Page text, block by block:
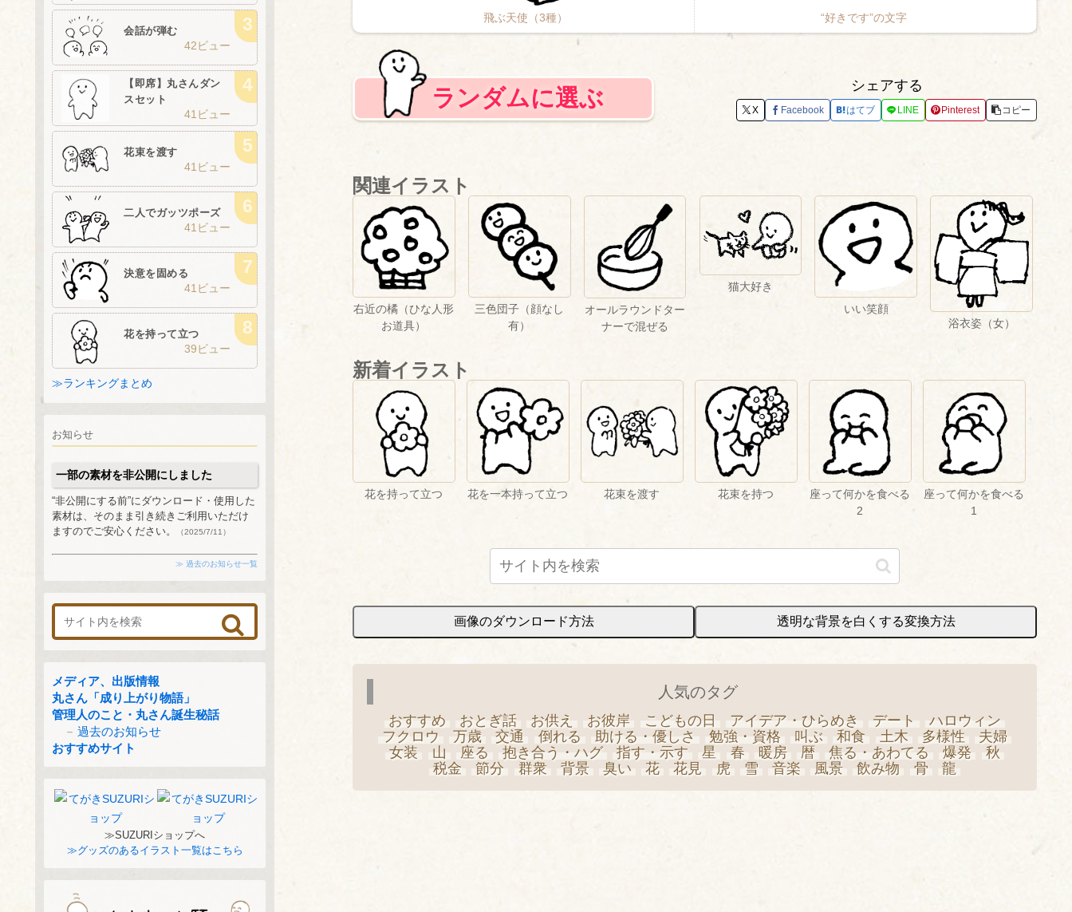
飛ぶ天使（3種） “好きです”の文字
ランダムに選ぶ シェアする
X Facebook はてブ LINE Pinterest コピー
関連イラスト
右近の橘（ひな人形
お道具）
三色団子（顔なし
有）
オールラウンドター
ナーで混ぜる
猫大好き
いい笑顔
浴衣姿（女）
新着イラスト
花を持って立つ 花を一本持って立つ 花束を渡す 花束を持つ
座って何かを食べる
2
座って何かを食べる
1
画像のダウンロード方法 透明な背景を白くする変換方法
人気のタグ
おすすめ おとぎ話 お供え お彼岸 こどもの日 アイデア・ひらめき デート
ハロウィン
フクロウ
万歳 交通 倒れる 助ける・優しさ 勉強・資格 叫ぶ 和食 土木 多様性
夫婦
女装
山 座る 抱き合う・ハグ 指す・示す 星 春 暖房 暦 焦る・あわてる 爆発
秋
税金
節分 群衆 背景 臭い 花 花見 虎 雪 音楽 風景 飲み物 骨 龍
会話が弾む
42ビュー
【即席】丸さんダン
スセット
41ビュー
花束を渡す
41ビュー
二人でガッツポーズ
41ビュー
決意を固める
41ビュー
花を持って立つ
39ビュー
≫ランキングまとめ
お知らせ
一部の素材を非公開にしました
“非公開にする前”にダウンロード・使用した
素材は、そのまま引き続きご利用いただけ
ますのでご安心ください。
（2025/7/11）
≫ 過去のお知らせ一覧
メディア、出版情報
丸さん「成り上がり物語」
管理人のこと・丸さん誕生秘話
過去のお知らせ
おすすめサイト
≫SUZURIショップへ
≫グッズのあるイラスト一覧はこちら